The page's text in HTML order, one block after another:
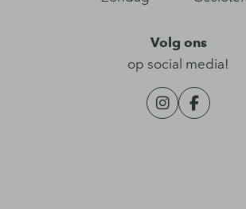
Volg ons
op social media!